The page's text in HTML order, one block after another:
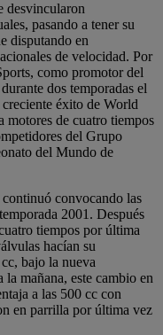
desvincularon
pasando a tener su
disputando en
de velocidad. Por
como promotor del
dos temporadas el
éxito de World
motores de cuatro tiempos
del Grupo
del Mundo de
convocando las
2001. Después
tiempos por última
hacían su
bajo la nueva
mañana, este cambio en
a las 500 cc con
en parrilla por última vez